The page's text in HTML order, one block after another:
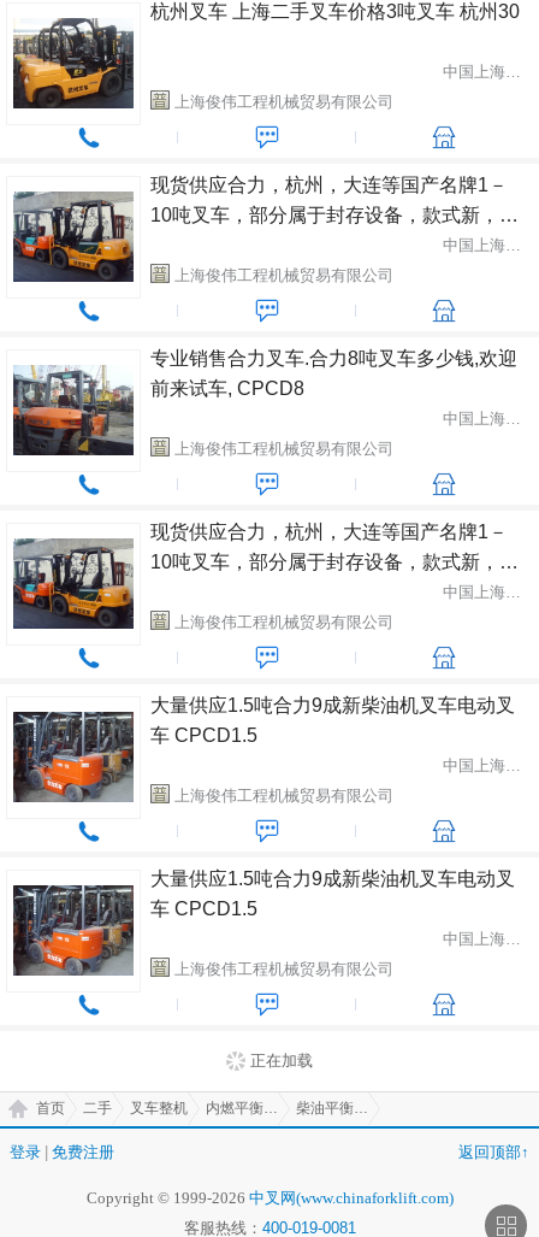
杭州叉车 上海二手叉车价格3吨叉车 杭州30
中国上海市闵行区
上海俊伟工程机械贸易有限公司
现货供应合力，杭州，大连等国产名牌1－
10吨叉车，部分属于封存设备，款式新，成
色好，原装漆，欲购从速 1-10吨各种品牌 中国上海市闵行区
上海俊伟工程机械贸易有限公司
专业销售合力叉车.合力8吨叉车多少钱,欢迎
前来试车, CPCD8
中国上海市闵行区
上海俊伟工程机械贸易有限公司
现货供应合力，杭州，大连等国产名牌1－
10吨叉车，部分属于封存设备，款式新，成
色好，原装漆，欲购从速 1-10吨各种品牌 中国上海市闵行区
上海俊伟工程机械贸易有限公司
大量供应1.5吨合力9成新柴油机叉车电动叉
车 CPCD1.5
中国上海市闵行区
上海俊伟工程机械贸易有限公司
大量供应1.5吨合力9成新柴油机叉车电动叉
车 CPCD1.5
中国上海市闵行区
上海俊伟工程机械贸易有限公司
正在加载
首页 二手 叉车整机 内燃平衡重式叉车 柴油平衡重式叉车
登录 免费注册 返回顶部↑
Copyright © 1999-2026 中叉网(www.chinaforklift.com)
客服热线： 400-019-0081